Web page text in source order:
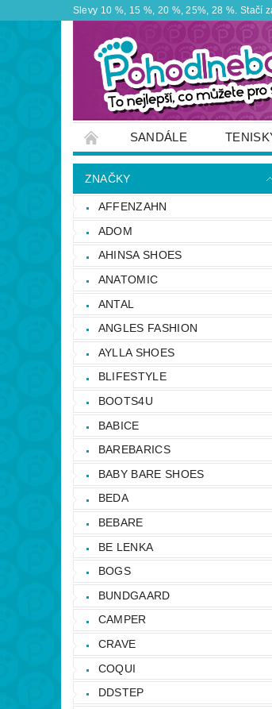
Slevy 10 %, 15 %, 20 %, 25%, 28 %. Stačí
SANDÁLE
ZNAČKY VÝPRODEJ
OTEVÍRACÍ DOBA PRODEJNY
NAPIŠTE NÁM
ZNAČKY
AFFENZAHN
ADOM
AHINSA SHOES
ANATOMIC
ANTAL
ANGLES FASHION
AYLLA SHOES
BLIFESTYLE
BOOTS4U
BABICE
BAREBARICS
BABY BARE SHOES
BEDA
BEBARE
BE LENKA
BOGS
BUNDGAARD
CAMPER
CRAVE
COQUI
DDSTEP